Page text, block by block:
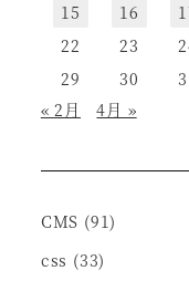
15
16
22
23
29
30
« 2月
4月 »
CMS (91)
css (33)